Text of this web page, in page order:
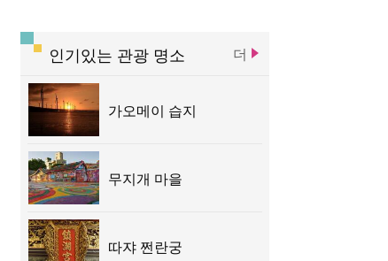
루스이 예배당
인기있는 관광 명소 더
가오메이 습지
무지개 마을
따쟈 쩐란궁